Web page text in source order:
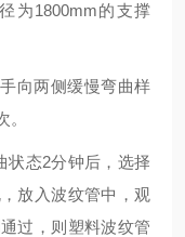
为1800mm的支撑
向两侧缓慢弯曲样
状态2分钟后，选择
放入波纹管中，观
过，则塑料波纹管